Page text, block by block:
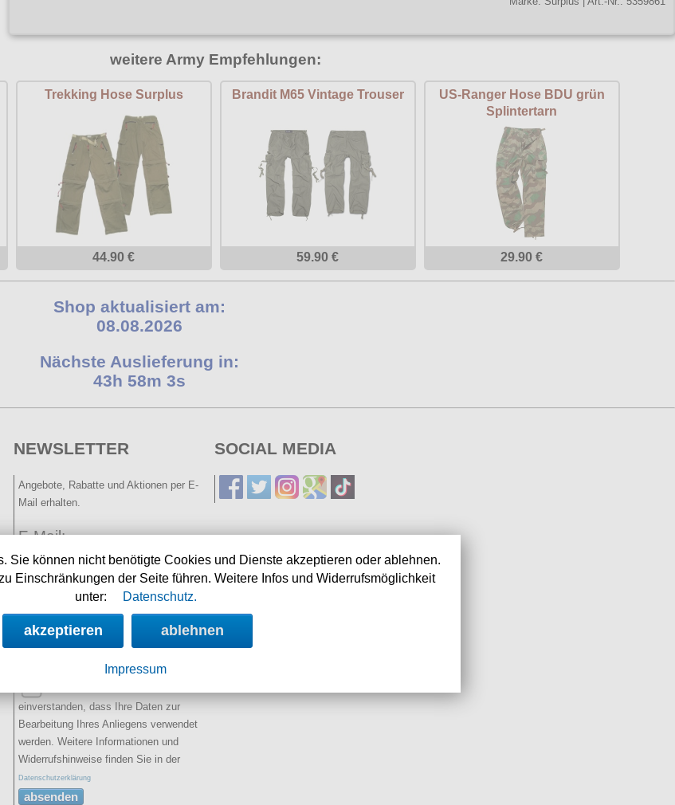
weitere Army Empfehlungen:
Trekking Hose Surplus
44.90 €
Brandit M65 Vintage Trouser
59.90 €
US-Ranger Hose BDU grün
Splintertarn
29.90 €
Shop aktualisiert am:
08.08.2026
Nächste Auslieferung in:
43h 58m 3s
NEWSLETTER
Angebote, Rabatte und Aktionen per E-
Mail erhalten.
E-Mail:
Name:(optional)
Spamschutz:
eintragen)
einverstanden, dass Ihre Daten zur
Bearbeitung Ihres Anliegens verwendet
werden. Weitere Informationen und
Widerrufshinweise finden Sie in der
Datenschutzerklärung
absenden
SOCIAL MEDIA
Sie können nicht benötigte Cookies und Dienste akzeptieren oder ablehnen.
Einschränkungen der Seite führen. Weitere Infos und Widerrufsmöglichkeit
unter:
Datenschutz.
akzeptieren ablehnen
Impressum